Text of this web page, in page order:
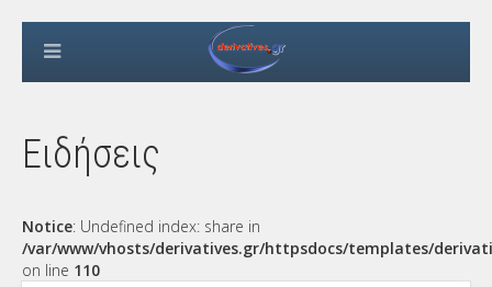
Ειδήσεις
Notice: Undefined index: share in
/var/www/vhosts/derivatives.gr/httpsdocs/templates/
on line 110